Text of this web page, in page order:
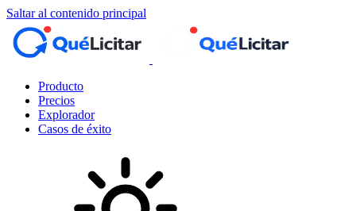
Saltar al contenido principal
Producto
Precios
Explorador
Casos de éxito